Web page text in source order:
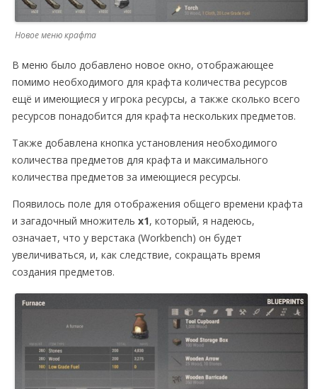
Новое меню крафта
В меню было добавлено новое окно, отображающее
помимо необходимого для крафта количества ресурсов
ещё и имеющиеся у игрока ресурсы, а также сколько всего
ресурсов понадобится для крафта нескольких предметов.
Также добавлена кнопка установления необходимого
количества предметов для крафта и максимального
количества предметов за имеющиеся ресурсы.
Появилось поле для отображения общего времени крафта
и загадочный множитель х1, который, я надеюсь,
означает, что у верстака (Workbench) он будет
увеличиваться, и, как следствие, сокращать время
создания предметов.